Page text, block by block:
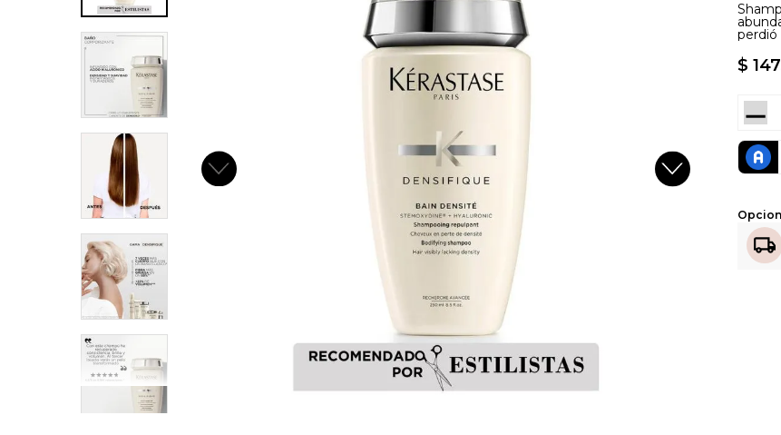
perdió
$ 147
－